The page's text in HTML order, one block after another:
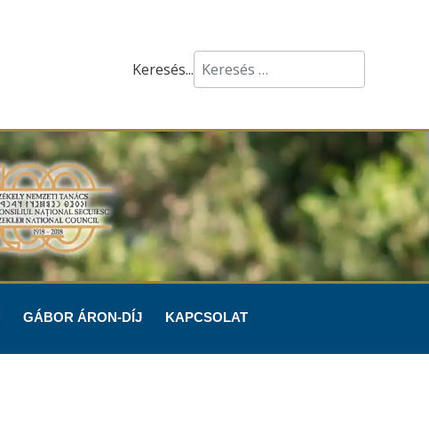
Keresés...
GÁBOR ÁRON-DÍJ KAPCSOLAT